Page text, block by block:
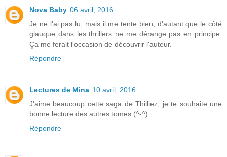
Nova Baby 06 avril, 2016
Je ne l'ai pas lu, mais il me tente bien, d'autant que le côté
glauque dans les thrillers ne me dérange pas en principe.
Ça me ferait l'occasion de découvrir l'auteur.
Répondre
Lectures de Mina 10 avril, 2016
J'aime beaucoup cette saga de Thilliez, je te souhaite une
bonne lecture des autres tomes (^-^)
Répondre